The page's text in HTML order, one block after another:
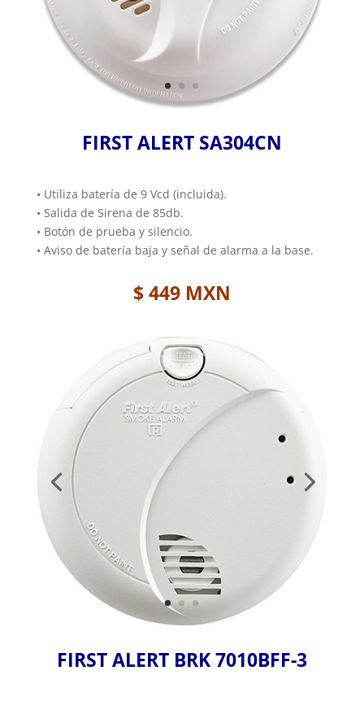
FIRST ALERT SA304CN
• Utiliza batería de 9 Vcd (incluida).
• Salida de Sirena de 85db.
• Botón de prueba y silencio.
• Aviso de batería baja y señal de alarma a la base.
$ 449 MXN
FIRST ALERT BRK 7010BFF-3